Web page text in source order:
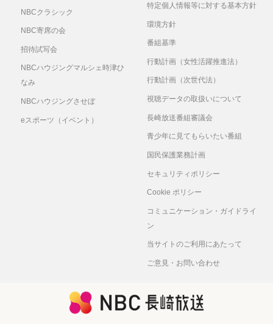
NBCクラシック
NBC寄席の会
招待試写会
NBCハウジングマルシェ時津ひ
なみ
NBCハウジングさせぼ
eスポーツ（イベント）
特定個人情報等に対する基本方針
環境方針
番組基準
行動計画（女性活躍推進法）
行動計画（次世代法）
視聴データの取扱いについて
長崎放送番組審議会
青少年に見てもらいたい番組
国民保護業務計画
セキュリティポリシー
Cookie ポリシー
コミュニケーション・ガイドライ
ン
当サイトのご利用にあたって
ご意見・お問い合わせ